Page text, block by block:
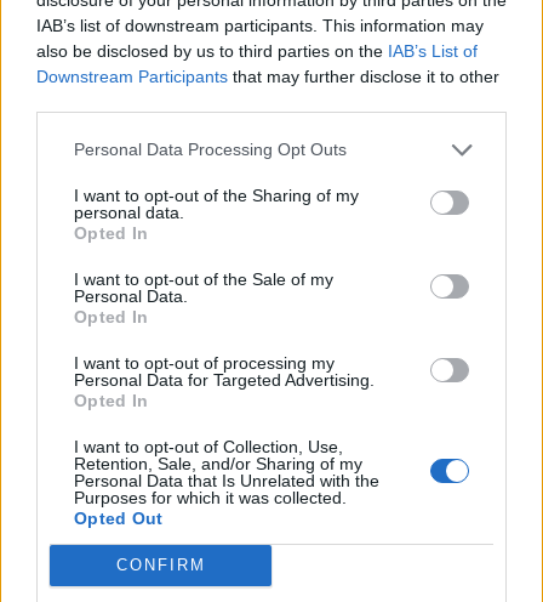
IAB’s list of downstream participants. This information may
also be disclosed by us to third parties on the IAB’s List of
Downstream Participants that may further disclose it to other
Personal Data Processing Opt Outs
I want to opt-out of the Sharing of my
personal data.
Opted In
I want to opt-out of the Sale of my
Personal Data.
Opted In
I want to opt-out of processing my
Personal Data for Targeted Advertising.
Opted In
I want to opt-out of Collection, Use,
Retention, Sale, and/or Sharing of my
Personal Data that Is Unrelated with the
Purposes for which it was collected.
Opted Out
CONFIRM
MEDIA 19.07.2026 15:00
PARAPOLITIKA NEWSROOM
Ανάμεσα σε ΣΚΑΪ και ΑΝΤ1 ο Σταύρος
Ιωαννίδης - Το παρασκήνιο μετά την
επιστροφή του Απόστολου Μαγγηριάδη
Εγγραφή στο newsletter
Αποδέχομαι τους
και την πολιτική απορρήτου
X